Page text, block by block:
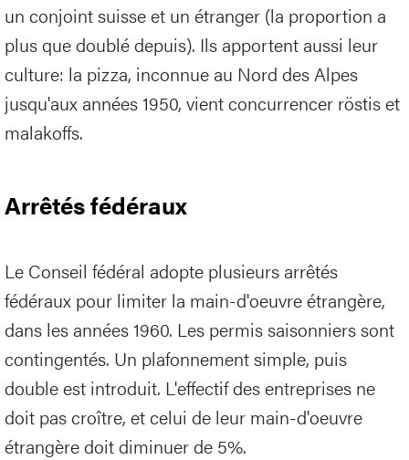
un conjoint suisse et un étranger (la proportion a
plus que doublé depuis). Ils apportent aussi leur
culture: la pizza, inconnue au Nord des Alpes
jusqu'aux années 1950, vient concurrencer röstis et
malakoffs.
Arrêtés fédéraux
Le Conseil fédéral adopte plusieurs arrêtés
fédéraux pour limiter la main-d'oeuvre étrangère,
dans les années 1960. Les permis saisonniers sont
contingentés. Un plafonnement simple, puis
double est introduit. L'effectif des entreprises ne
doit pas croître, et celui de leur main-d'oeuvre
étrangère doit diminuer de 5%.